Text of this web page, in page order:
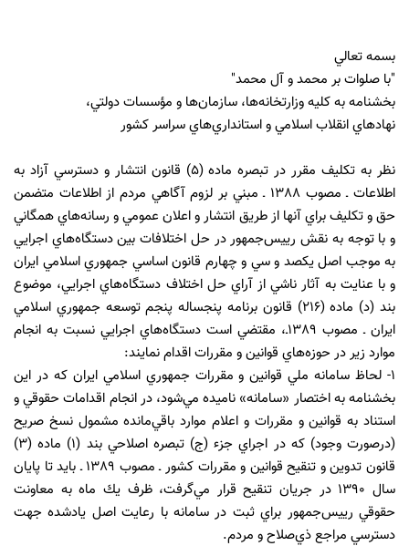
بسمه تعالي
"با صلوات بر محمد و آل محمد"
بخشنامه به كليه وزارتخانه‌ها، سازمان‌ها و مؤسسات دولتي،
نهادهاي انقلاب اسلامي و استانداري‌هاي سراسر كشور
نظر به تكليف مقرر در تبصره ماده (٥) قانون انتشار و دسترسي آزاد به
اطلاعات ـ مصوب ١٣٨٨ ـ مبني بر لزوم آگاهي مردم از اطلاعات متضمن
حق و تكليف براي آنها از طريق انتشار و اعلان عمومي و رسانه‌هاي همگاني
و با توجه به نقش رييس‌جمهور در حل اختلافات بين دستگاه‌هاي اجرايي
به موجب اصل يكصد و سي و چهارم قانون اساسي جمهوري اسلامي ايران
و با عنايت به آثار ناشي از آراي حل اختلاف دستگاه‌هاي اجرايي، موضوع
بند (د) ماده (٢١٦) قانون برنامه پنجساله پنجم توسعه جمهوري اسلامي
ايران ـ مصوب ١٣٨٩ـ، مقتضي است دستگاه‌هاي اجرايي نسبت به انجام
موارد زير در حوزه‌هاي قوانين و مقررات اقدام نمايند:
١- لحاظ سامانه ملي قوانين و مقررات جمهوري اسلامي ايران كه در اين
بخشنامه به اختصار «سامانه» ناميده مي‌شود، در انجام اقدامات حقوقي و
استناد به قوانين و مقررات و اعلام موارد باقي‌مانده مشمول نسخ صريح
(درصورت وجود) كه در اجراي جزء (ج) تبصره اصلاحي بند (١) ماده (٣)
قانون تدوين و تنقيح قوانين و مقررات كشور ـ مصوب ١٣٨٩ ـ بايد تا پايان
سال ١٣٩٠ در جريان تنقيح قرار مي‌گرفت، ظرف يك ماه به معاونت
حقوقي رييس‌جمهور براي ثبت در سامانه با رعايت اصل يادشده جهت
دسترسي مراجع ذي‌صلاح و مردم.